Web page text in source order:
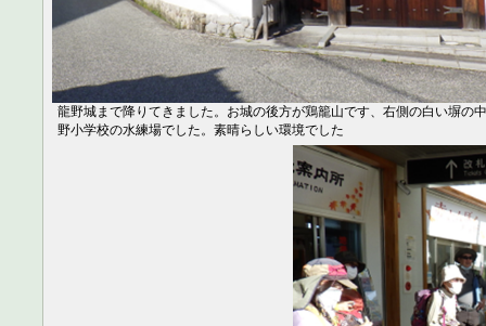
龍野城まで降りてきました。お城の後方が鶏籠山です、右側の白い塀の
野小学校の水練場でした。素晴らしい環境でした